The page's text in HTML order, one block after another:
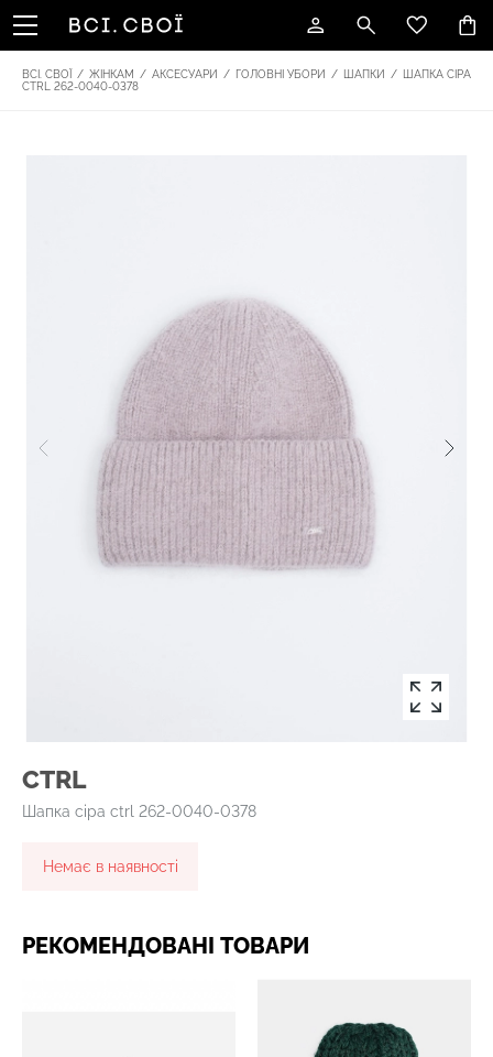
ВСІ. СВОЇ / ЖІНКАМ / АКСЕСУАРИ / ГОЛОВНІ УБОРИ / ШАПКИ /
ШАПКА СІРА
CTRL 262-0040-0378
CTRL
Шапка сіра ctrl 262-0040-0378
Немає в наявності
РЕКОМЕНДОВАНІ ТОВАРИ